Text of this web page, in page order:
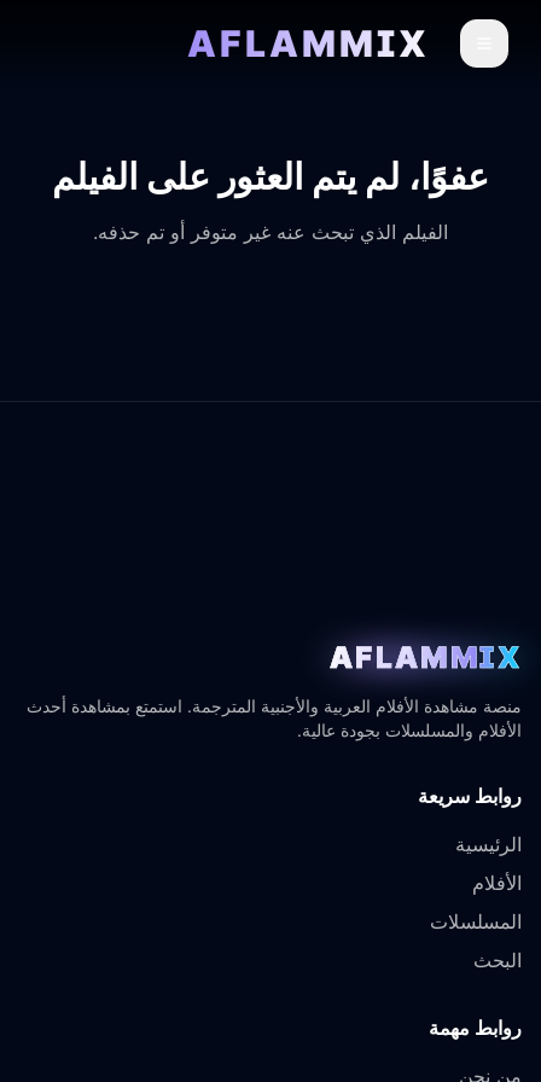
AFLAMMIX
عفوًا، لم يتم العثور على الفيلم
الفيلم الذي تبحث عنه غير متوفر أو تم حذفه.
AFLAMMIX
منصة مشاهدة الأفلام العربية والأجنبية المترجمة. استمتع بمشاهدة أحدث
الأفلام والمسلسلات بجودة عالية.
روابط سريعة
الرئيسية
الأفلام
المسلسلات
البحث
روابط مهمة
من نحن